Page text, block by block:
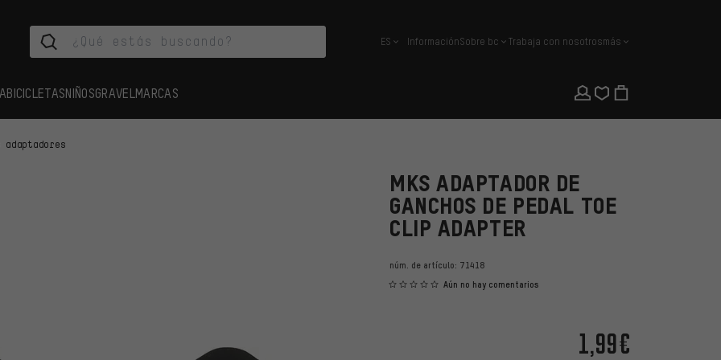
español
ES InformaciónSobre bc Trabaja con nosotrosmás
BICICLETASNIÑOSGRAVEL MARCAS
adaptadores
MKS ADAPTADOR DE
GANCHOS DE PEDAL TOE
CLIP ADAPTER
núm. de artículo: 71418
Aún no hay comentarios
1,99€